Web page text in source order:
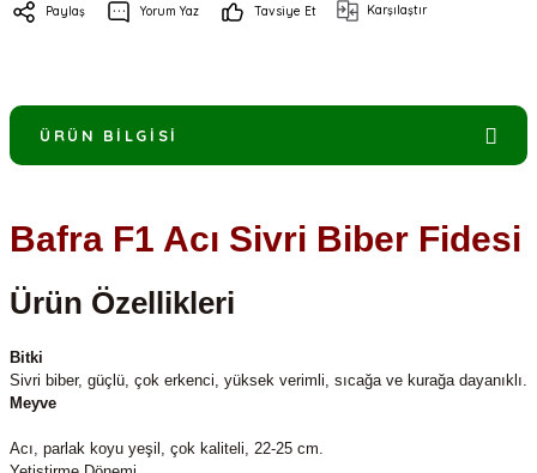
Paylaş Yorum Yaz Tavsiye Et Karşılaştır
ÜRÜN BILGISI
Bafra F1 Acı Sivri Biber Fidesi
Ürün Özellikleri
Bitki
Sivri biber, güçlü, çok erkenci, yüksek verimli, sıcağa ve kurağa dayanıklı.
Meyve
Acı, parlak koyu yeşil, çok kaliteli, 22-25 cm.